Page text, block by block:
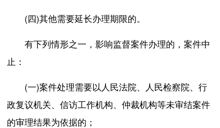
(四)其他需要延长办理期限的。
有下列情形之一，影响监督案件办理的，案件中
止：
(一)案件处理需要以人民法院、人民检察院、行
政复议机关、信访工作机构、仲裁机构等未审结案件
的审理结果为依据的；